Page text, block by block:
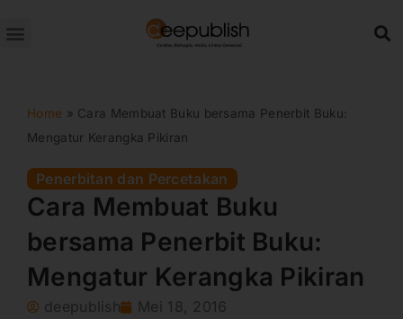
ke
Home » Cara Membuat Buku bersama Penerbit Buku:
Mengatur Kerangka Pikiran
Penerbitan dan Percetakan
Cara Membuat Buku
bersama Penerbit Buku:
Mengatur Kerangka Pikiran
deepublish Mei 18, 2016